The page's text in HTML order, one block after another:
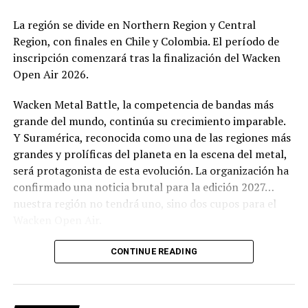
Bogotá.
La región se divide en Northern Region y Central
Region, con finales en Chile y Colombia. El período de
inscripción comenzará tras la finalización del Wacken
Open Air 2026.
Wacken Metal Battle, la competencia de bandas más
grande del mundo, continúa su crecimiento imparable.
Y Suramérica, reconocida como una de las regiones más
grandes y prolíficas del planeta en la escena del metal,
será protagonista de esta evolución. La organización ha
confirmado una noticia brutal para la edición 2027…
nuestra región no tendrá uno, sino dos cupos para el
El cambio responde a la consolidación de la escena
sudamericana y al éxito sostenido de la competencia en
la región. A partir del próximo ciclo, Suramérica se
CONTINUE READING